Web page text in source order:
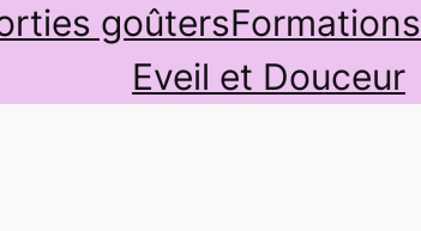
goûtersFormations
Eveil et Douceur